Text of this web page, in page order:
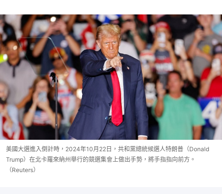
美國大選進入倒計時，2024年10月22日，共和黨總統候選人特朗普（Donald
Trump）在北卡羅來納州舉行的競選集會上做出手勢，將手指指向前方。
（Reuters）